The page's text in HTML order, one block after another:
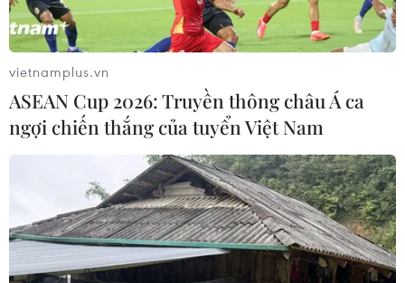
vietnamplus.vn
ASEAN Cup 2026: Truyền thông châu Á ca
ngợi chiến thắng của tuyển Việt Nam